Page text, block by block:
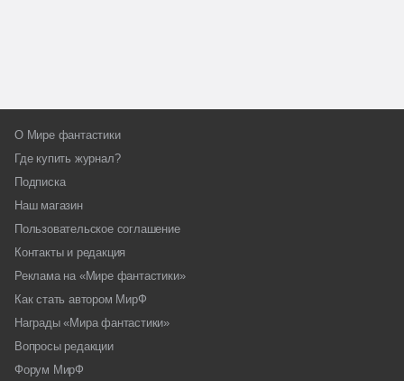
О Мире фантастики
Где купить журнал?
Подписка
Наш магазин
Пользовательское соглашение
Контакты и редакция
Реклама на «Мире фантастики»
Как стать автором МирФ
Награды «Мира фантастики»
Вопросы редакции
Форум МирФ